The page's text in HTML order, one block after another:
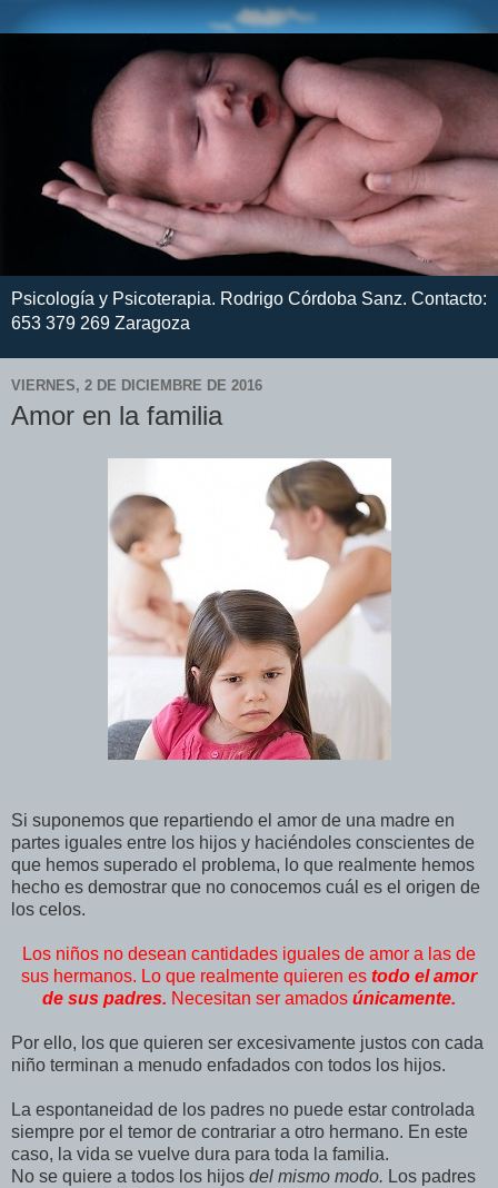
Psicología y Psicoterapia. Rodrigo Córdoba Sanz. Contacto:
653 379 269 Zaragoza
VIERNES, 2 DE DICIEMBRE DE 2016
Amor en la familia
Si suponemos que repartiendo el amor de una madre en
partes iguales entre los hijos y haciéndoles conscientes de
que hemos superado el problema, lo que realmente hemos
hecho es demostrar que no conocemos cuál es el origen de
los celos.
Los niños no desean cantidades iguales de amor a las de
sus hermanos. Lo que realmente quieren es todo el amor
de sus padres. Necesitan ser amados únicamente.
Por ello, los que quieren ser excesivamente justos con cada
niño terminan a menudo enfadados con todos los hijos.
La espontaneidad de los padres no puede estar controlada
siempre por el temor de contrariar a otro hermano. En este
caso, la vida se vuelve dura para toda la familia.
No se quiere a todos los hijos del mismo modo. Los padres